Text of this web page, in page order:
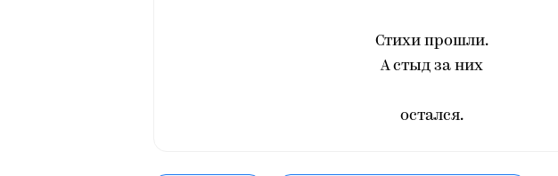
Стихи прошли.
А стыд за них
остался.